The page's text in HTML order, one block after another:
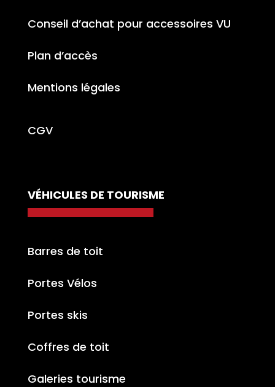
Conseil d’achat pour accessoires VU
Plan d’accès
Mentions légales
CGV
VÉHICULES DE TOURISME
Barres de toit
Portes Vélos
Portes skis
Coffres de toit
Galeries tourisme